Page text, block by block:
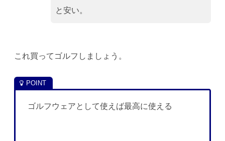
と安い。
これ買ってゴルフしましょう。
ゴルフウェアとして使えば最高に使える